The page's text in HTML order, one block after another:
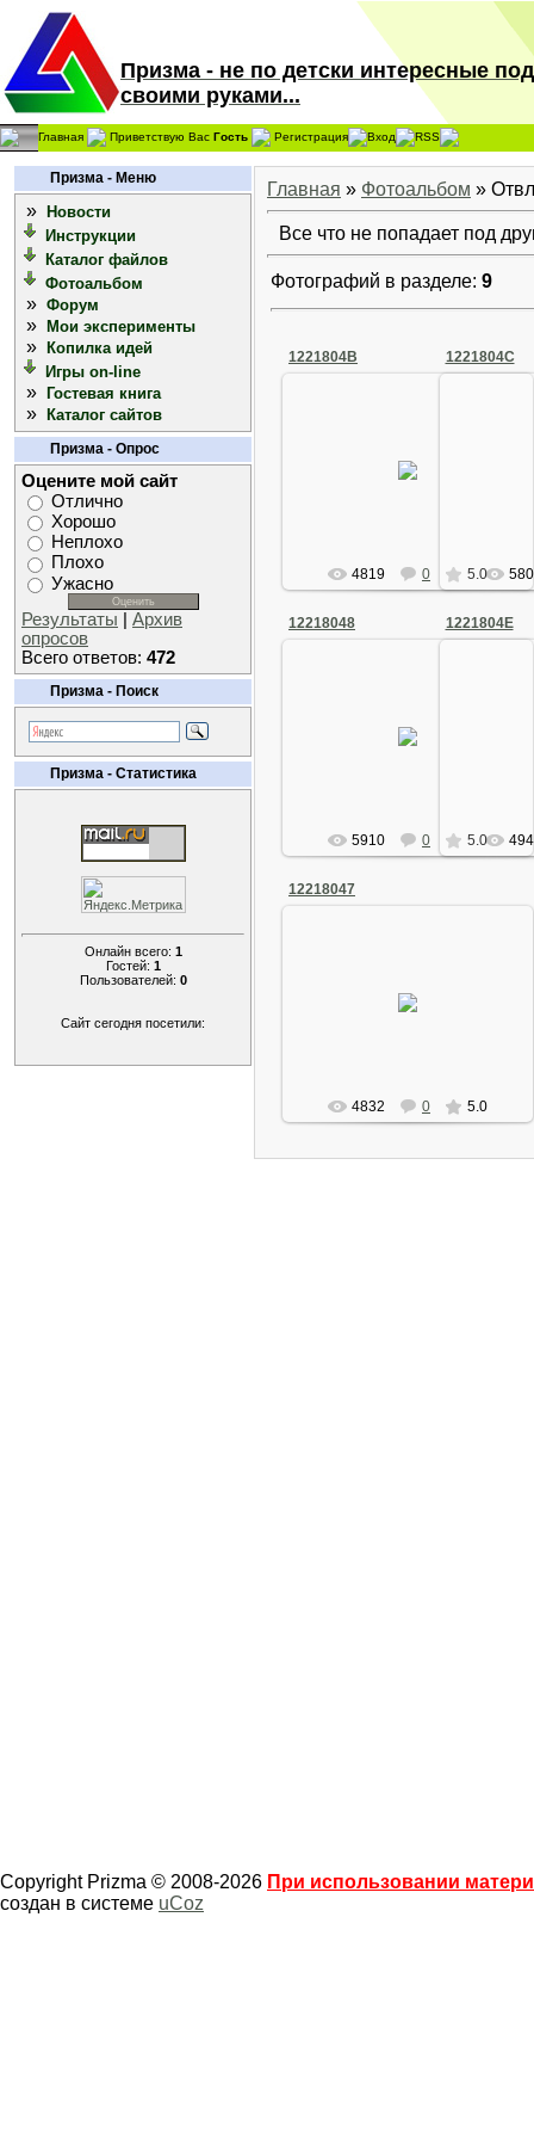
Призма - не по детски интересные
своими руками...
Главная Приветствую Вас Гость Регистрация Вход RSS
Призма - Меню
»
Новости
Инструкции
Каталог файлов
Фотоальбом
» Форум
» Мои эксперименты
»
Копилка идей
Игры on-line
» Гостевая книга
» Каталог сайтов
Призма - Опрос
Оцените мой сайт
Отлично
Хорошо
Неплохо
Плохо
Ужасно
Результаты
Архив
опросов
Всего ответов: 472
Призма - Поиск
Призма - Статистика
Онлайн всего: 1
Гостей: 1
Пользователей: 0
Сайт сегодня посетили:
Главная » Фотоальбом »
Все что не попадает под
Фотографий в разделе: 9
1221804B
4819 0 5.0
1221804C
12218048
5910 0 5.0
1221804E
12218047
4832 0 5.0
Copyright Prizma © 2008-2026 При использовании
создан в системе uCoz